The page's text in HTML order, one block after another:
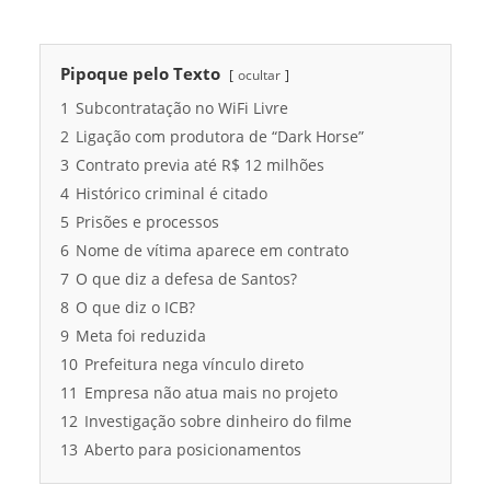
Pipoque pelo Texto ocultar
1 Subcontratação no WiFi Livre
2 Ligação com produtora de “Dark Horse”
3 Contrato previa até R$ 12 milhões
4 Histórico criminal é citado
5 Prisões e processos
6 Nome de vítima aparece em contrato
7 O que diz a defesa de Santos?
8 O que diz o ICB?
9 Meta foi reduzida
10 Prefeitura nega vínculo direto
11 Empresa não atua mais no projeto
12 Investigação sobre dinheiro do filme
13 Aberto para posicionamentos